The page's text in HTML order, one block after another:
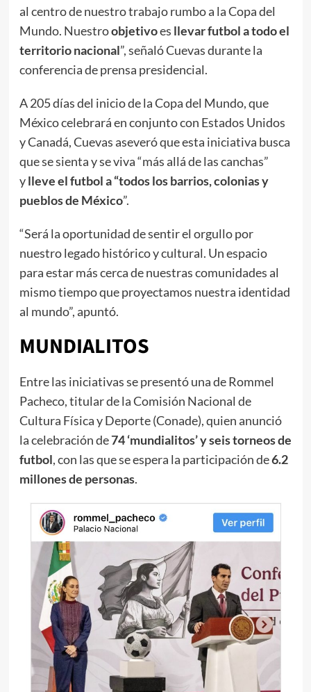
al centro de nuestro trabajo rumbo a la Copa del
Mundo. Nuestroobjetivoes llevar futbol a todo el
territorio nacional”, señaló Cuevas durante la
conferencia de prensa presidencial.
A 205 días del inicio de la Copa del Mundo, que
México celebrará en conjunto con Estados Unidos
y Canadá, Cuevas aseveró que esta iniciativa busca
que se sienta y se viva “más allá de las canchas”
ylleve el futbol a “todos los barrios, colonias y
pueblos de México”.
“Será la oportunidad de sentir el orgullo por
nuestro legado histórico y cultural. Un espacio
para estar más cerca de nuestras comunidades al
mismo tiempo que proyectamos nuestra identidad
al mundo”, apuntó.
MUNDIALITOS
Entre las iniciativas se presentó una de Rommel
Pacheco, titular de la Comisión Nacional de
Cultura Física y Deporte (Conade), quien anunció
la celebración de74 ‘mundialitos’ y seis torneos de
futbol, con las que se espera la participación de6.2
millones de personas.